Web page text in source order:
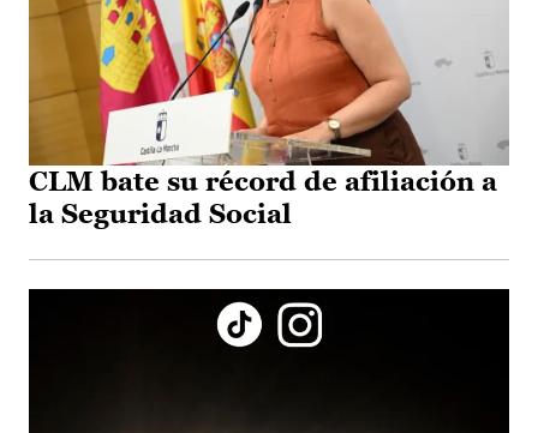
CLM bate su récord de afiliación a
la Seguridad Social